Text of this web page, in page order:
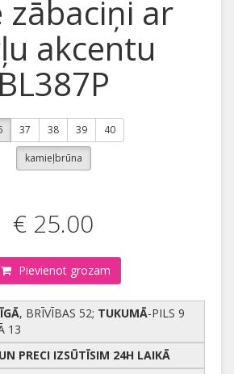
zābaciņi ar
akcentu
BL387P
37 38 39 40
kamieļbrūna
€ 25.00
Pievienot grozam
, BRĪVĪBAS 52; TUKUMĀ-PILS 9
13
PRECI IZSŪTĪSIM 24H LAIKĀ